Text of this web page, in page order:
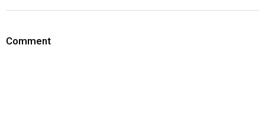
Comment